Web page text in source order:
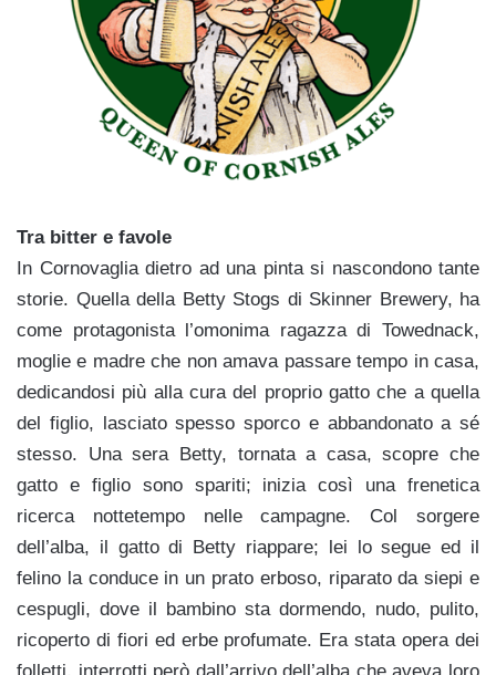
Tra bitter e favole
In Cornovaglia dietro ad una pinta si nascondono tante
storie. Quella della Betty Stogs di Skinner Brewery, ha
come protagonista l’omonima ragazza di Towednack,
moglie e madre che non amava passare tempo in casa,
dedicandosi più alla cura del proprio gatto che a quella
del figlio, lasciato spesso sporco e abbandonato a sé
stesso. Una sera Betty, tornata a casa, scopre che
gatto e figlio sono spariti; inizia così una frenetica
ricerca nottetempo nelle campagne. Col sorgere
dell’alba, il gatto di Betty riappare; lei lo segue ed il
felino la conduce in un prato erboso, riparato da siepi e
cespugli, dove il bambino sta dormendo, nudo, pulito,
ricoperto di fiori ed erbe profumate. Era stata opera dei
folletti, interrotti però dall’arrivo dell’alba che aveva loro